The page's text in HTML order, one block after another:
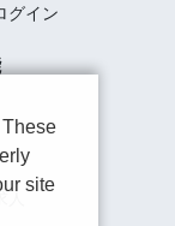
グイン
site